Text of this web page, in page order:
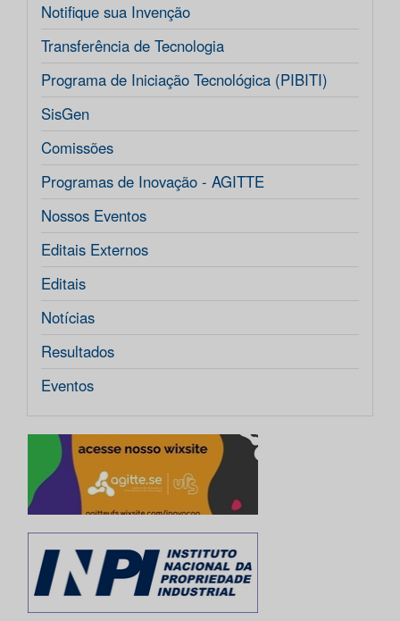
Notifique sua Invenção
Transferência de Tecnologia
Programa de Iniciação Tecnológica (PIBITI)
SisGen
Comissões
Programas de Inovação - AGITTE
Nossos Eventos
Editais Externos
Editais
Notícias
Resultados
Eventos